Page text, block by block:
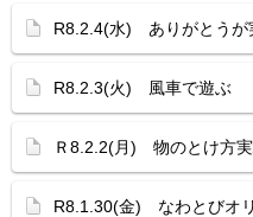
R8.2.4(水) ありがとうが
R8.2.3(火) 風車で遊ぶ
Ｒ8.2.2(月) 物のとけ方
R8.1.30(金) なわとびオ